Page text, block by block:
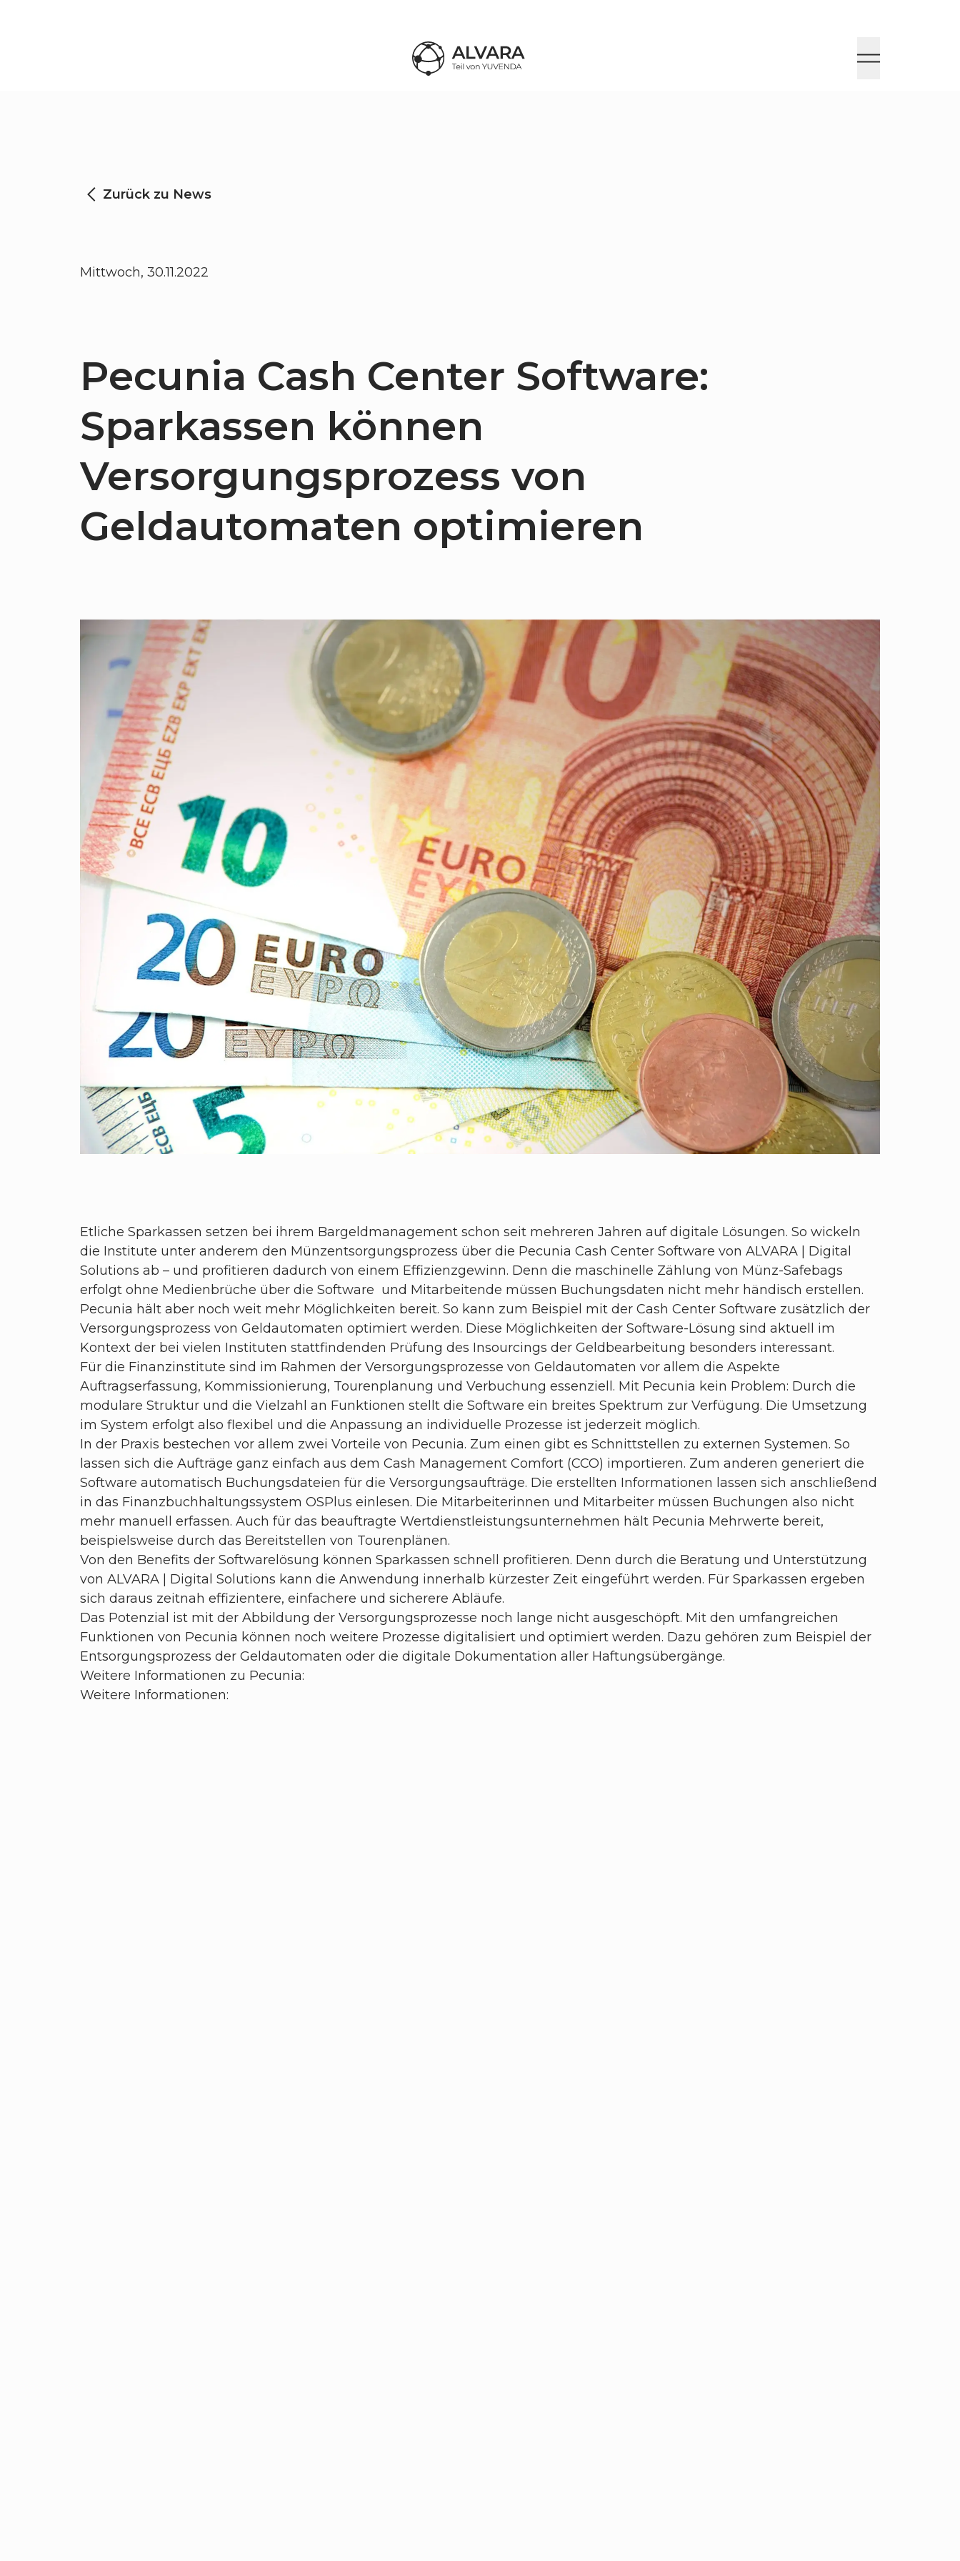
Zurück zu News
Mittwoch, 30.11.2022
Pecunia Cash Center Software:
Sparkassen können
Versorgungsprozess von
Geldautomaten optimieren
Etliche Sparkassen setzen bei ihrem Bargeldmanagement schon seit mehreren Jahren auf digitale Lösungen. So wickeln
die Institute unter anderem den Münzentsorgungsprozess über die Pecunia Cash Center Software von ALVARA | Digital
Solutions ab – und profitieren dadurch von einem Effizienzgewinn. Denn die maschinelle Zählung von Münz-Safebags
erfolgt ohne Medienbrüche über die Software und Mitarbeitende müssen Buchungsdaten nicht mehr händisch erstellen.
Pecunia hält aber noch weit mehr Möglichkeiten bereit. So kann zum Beispiel mit der Cash Center Software zusätzlich der
Versorgungsprozess von Geldautomaten optimiert werden. Diese Möglichkeiten der Software-Lösung sind aktuell im
Kontext der bei vielen Instituten stattfindenden Prüfung des Insourcings der Geldbearbeitung besonders interessant.
Für die Finanzinstitute sind im Rahmen der Versorgungsprozesse von Geldautomaten vor allem die Aspekte
Auftragserfassung, Kommissionierung, Tourenplanung und Verbuchung essenziell. Mit Pecunia kein Problem: Durch die
modulare Struktur und die Vielzahl an Funktionen stellt die Software ein breites Spektrum zur Verfügung. Die Umsetzung
im System erfolgt also flexibel und die Anpassung an individuelle Prozesse ist jederzeit möglich.
In der Praxis bestechen vor allem zwei Vorteile von Pecunia. Zum einen gibt es Schnittstellen zu externen Systemen. So
lassen sich die Aufträge ganz einfach aus dem Cash Management Comfort (CCO) importieren. Zum anderen generiert die
Software automatisch Buchungsdateien für die Versorgungsaufträge. Die erstellten Informationen lassen sich anschließend
in das Finanzbuchhaltungssystem OSPlus einlesen. Die Mitarbeiterinnen und Mitarbeiter müssen Buchungen also nicht
mehr manuell erfassen. Auch für das beauftragte Wertdienstleistungsunternehmen hält Pecunia Mehrwerte bereit,
beispielsweise durch das Bereitstellen von Tourenplänen.
Von den Benefits der Softwarelösung können Sparkassen schnell profitieren. Denn durch die Beratung und Unterstützung
von ALVARA | Digital Solutions kann die Anwendung innerhalb kürzester Zeit eingeführt werden. Für Sparkassen ergeben
sich daraus zeitnah effizientere, einfachere und sicherere Abläufe.
Das Potenzial ist mit der Abbildung der Versorgungsprozesse noch lange nicht ausgeschöpft. Mit den umfangreichen
Funktionen von Pecunia können noch weitere Prozesse digitalisiert und optimiert werden. Dazu gehören zum Beispiel der
Entsorgungsprozess der Geldautomaten oder die digitale Dokumentation aller Haftungsübergänge.
Weitere Informationen zu Pecunia:
Weitere Informationen: